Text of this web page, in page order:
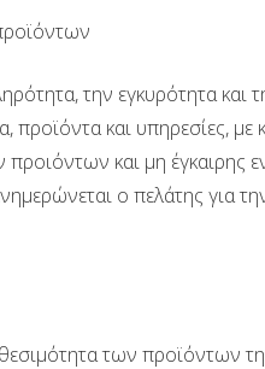
την εγκυρότητα
και υπηρεσίες,
και μη
ο πελάτης
των προϊόντων